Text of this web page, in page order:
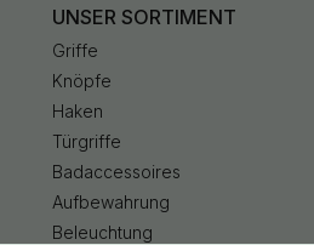
UNSER SORTIMENT
Griffe
Knöpfe
Haken
Türgriffe
Badaccessoires
Aufbewahrung
Beleuchtung